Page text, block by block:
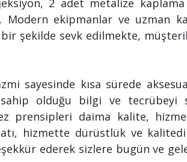
2 adet metalize kaplama
Modern ekipmanlar ve uzman
bir şekilde sevk edilmekte,
sayesinde kısa sürede
olduğu bilgi ve tecrübeyi
prensipleri daima kalite,
hizmette dürüstlük ve
ederek sizlere bugün ve